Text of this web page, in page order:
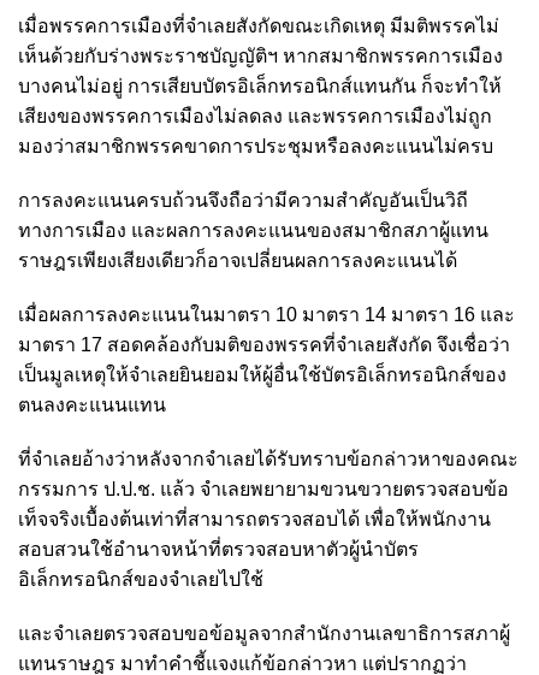
เมื่อพรรคการเมืองที่จำเลยสังกัดขณะเกิดเหตุ มีมติพรรคไม่
เห็นด้วยกับร่างพระราชบัญญัติฯ หากสมาชิกพรรคการเมือง
บางคนไม่อยู่ การเสียบบัตรอิเล็กทรอนิกส์แทนกัน ก็จะทำให้
เสียงของพรรคการเมืองไม่ลดลง และพรรคการเมืองไม่ถูก
มองว่าสมาชิกพรรคขาดการประชุมหรือลงคะแนนไม่ครบ
การลงคะแนนครบถ้วนจึงถือว่ามีความสำคัญอันเป็นวิถี
ทางการเมือง และผลการลงคะแนนของสมาชิกสภาผู้แทน
ราษฎรเพียงเสียงเดียวก็อาจเปลี่ยนผลการลงคะแนนได้
เมื่อผลการลงคะแนนในมาตรา 10 มาตรา 14 มาตรา 16 และ
มาตรา 17 สอดคล้องกับมติของพรรคที่จำเลยสังกัด จึงเชื่อว่า
เป็นมูลเหตุให้จำเลยยินยอมให้ผู้อื่นใช้บัตรอิเล็กทรอนิกส์ของ
ตนลงคะแนนแทน
ที่จำเลยอ้างว่าหลังจากจำเลยได้รับทราบข้อกล่าวหาของคณะ
กรรมการ ป.ป.ช. แล้ว จำเลยพยายามขวนขวายตรวจสอบข้อ
เท็จจริงเบื้องต้นเท่าที่สามารถตรวจสอบได้ เพื่อให้พนักงาน
สอบสวนใช้อำนาจหน้าที่ตรวจสอบหาตัวผู้นำบัตร
อิเล็กทรอนิกส์ของจำเลยไปใช้
และจำเลยตรวจสอบขอข้อมูลจากสำนักงานเลขาธิการสภาผู้
แทนราษฎร มาทำคำชี้แจงแก้ข้อกล่าวหา แต่ปรากฏว่า